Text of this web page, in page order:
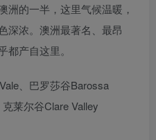
洲的一半，这里气候温暖，
深浓。澳洲最著名、最昂
产自这里。
、巴罗莎谷Barossa
莱尔谷Clare Valley